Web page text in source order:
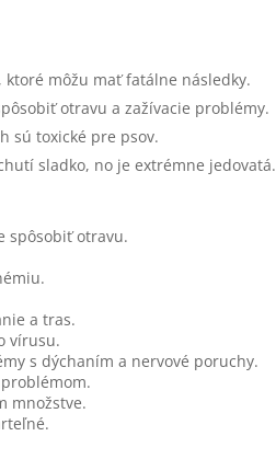
môžu mať fatálne následky.
otravu a zažívacie problémy.
sú toxické pre psov.
sladko, no je extrémne jedovatá.
spôsobiť otravu.
a tras.
vírusu.
s dýchaním a nervové poruchy.
množstve.